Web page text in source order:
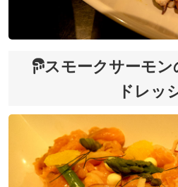
スモークサーモ
ドレッ